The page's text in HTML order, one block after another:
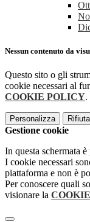
Nessun contenuto da
Questo sito o gli
cookie necessari al
COOKIE POLICY.
Personalizza
Gestione cookie
In questa schermata
I cookie necessari
piattaforma e non è
Per conoscere quali
visionare la